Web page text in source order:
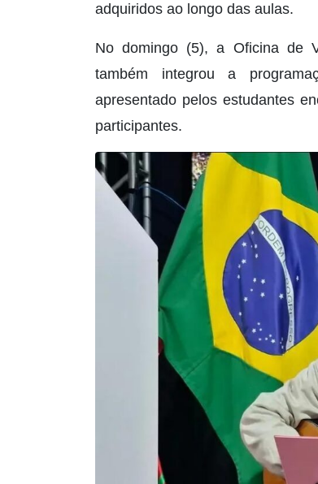
adquiridos ao longo das aulas.
No domingo (5), a Oficina de
também integrou a
apresentado pelos estudantes
participantes.